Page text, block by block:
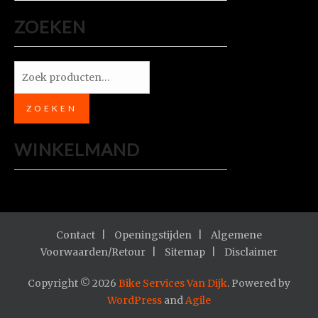
ZOEKEN
Zoeken
ZOEKEN
WINKELMAND
Contact Openingstijden
Algemene
Voorwaarden/Retour
Sitemap Disclaimer
Copyright © 2026 Bike Services Van Dijk. Powered by
WordPress andAgile